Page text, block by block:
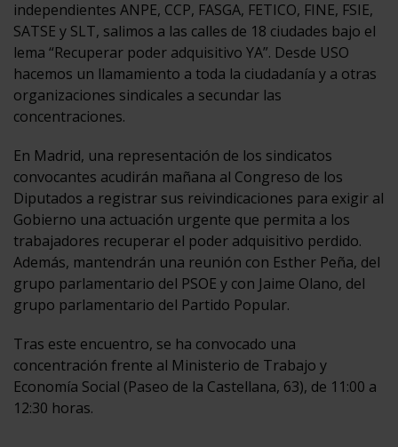
independientes ANPE, CCP, FASGA, FETICO, FINE, FSIE,
SATSE y SLT, salimos a las calles de 18 ciudades bajo el
lema “Recuperar poder adquisitivo YA”. Desde USO
hacemos un llamamiento a toda la ciudadanía y a otras
organizaciones sindicales a secundar las
concentraciones.
En Madrid, una representación de los sindicatos
convocantes acudirán mañana al Congreso de los
Diputados a registrar sus reivindicaciones para exigir al
Gobierno una actuación urgente que permita a los
trabajadores recuperar el poder adquisitivo perdido.
Además, mantendrán una reunión con Esther Peña, del
grupo parlamentario del PSOE y con Jaime Olano, del
grupo parlamentario del Partido Popular.
Tras este encuentro, se ha convocado una
concentración frente al Ministerio de Trabajo y
Economía Social (Paseo de la Castellana, 63), de 11:00 a
12:30 horas.